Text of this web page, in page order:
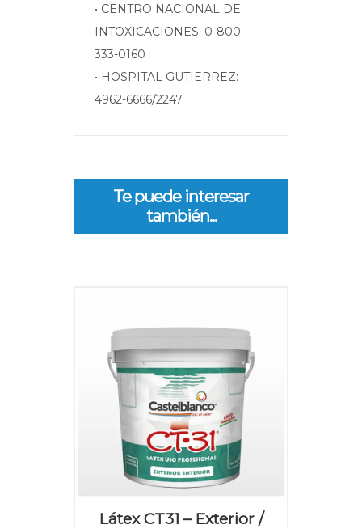
• CENTRO NACIONAL DE
INTOXICACIONES: 0-800-
333-0160
• HOSPITAL GUTIERREZ:
4962-6666/2247
Te puede interesar
también...
Látex CT31 – Exterior /